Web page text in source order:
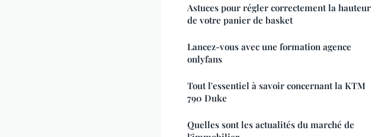
Astuces pour régler correctement la hauteur
de votre panier de basket
Lancez-vous avec une formation agence
onlyfans
Tout l'essentiel à savoir concernant la KTM
790 Duke
Quelles sont les actualités du marché de